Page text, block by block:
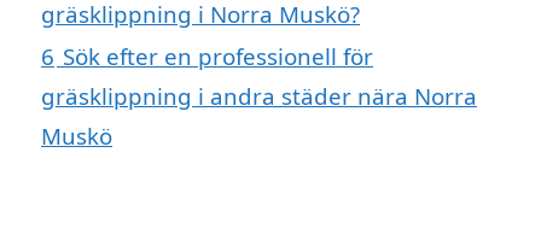
gräsklippning i Norra Muskö?
6 Sök efter en professionell för
gräsklippning i andra städer nära Norra
Muskö